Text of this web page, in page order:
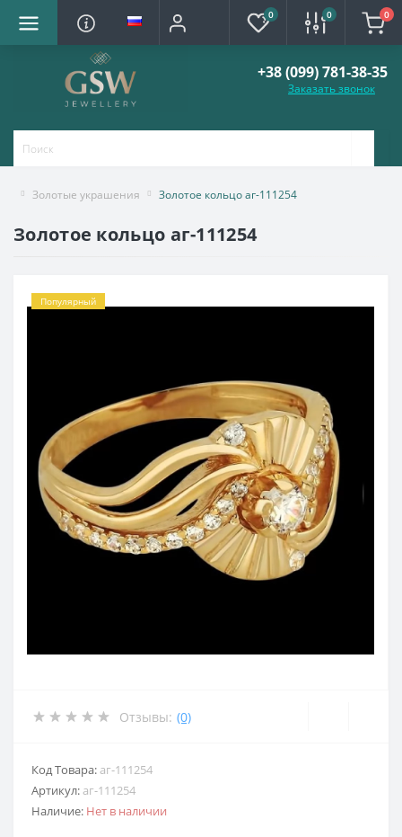
0 0 0
+38 (099) 781-38-35
Заказать звонок
Золотые украшения Золотое кольцо аг-111254
Золотое кольцо аг-111254
Популярный
Отзывы: (0)
Код Товара: аг-111254
Артикул: аг-111254
Наличие: Нет в наличии